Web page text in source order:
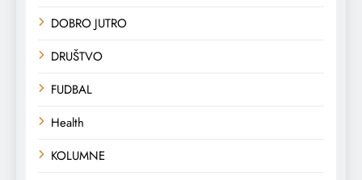
DOBRO JUTRO
DRUŠTVO
FUDBAL
Health
KOLUMNE